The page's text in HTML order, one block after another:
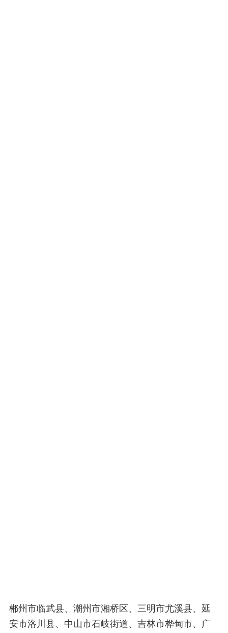
郴州市临武县、潮州市湘桥区、三明市尤溪县、延
安市洛川县、中山市石岐街道、吉林市桦甸市、广